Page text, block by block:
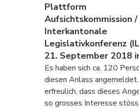
Plattform
Aufsichtskommission /
Interkantonale
Legislativkonferenz
21. September 2018
Es haben sich ca. 120
diesen Anlass
erfreulich, dass dieses
so grosses Interesse